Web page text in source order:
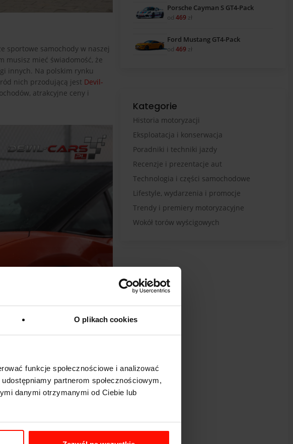
O plikach cookies
funkcje społecznościowe i analizować
partnerom społecznościowym,
danymi otrzymanymi od Ciebie lub
sportowe samochody w naszej
musisz mieć świadomość, że
innych. Na polskim rynku
nich przodującą jest Devil-
atrakcyjne ceny i
Porsche Cayman S GT4-Pack
od 469 zł
Ford Mustang GT4-Pack
od 469 zł
Kategorie
Historia motoryzacji
Eksploatacja i konserwacja
Poradniki i techniki jazdy
Recenzje i prezentacje aut
Technologia i części samochodowe
Lifestyle, wydarzenia i promocje
Trendy i premiery motoryzacyjne
Wokół torów wyścigowych